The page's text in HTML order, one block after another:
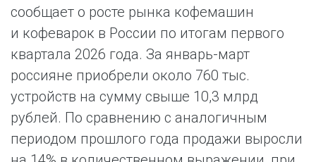
сообщает о росте рынка кофемашин
и кофеварок в России по итогам первого
квартала 2026 года. За январь-март
россияне приобрели около 760 тыс.
устройств на сумму свыше 10,3 млрд
рублей. По сравнению с аналогичным
периодом прошлого года продажи выросли